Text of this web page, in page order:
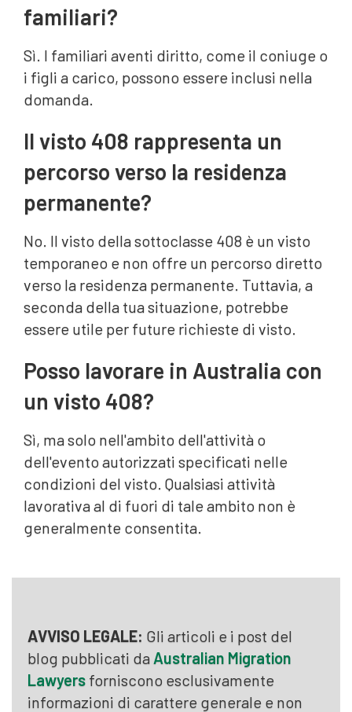
familiari?
Sì. I familiari aventi diritto, come il coniuge o
i figli a carico, possono essere inclusi nella
domanda.
Il visto 408 rappresenta un
percorso verso la residenza
permanente?
No. Il visto della sottoclasse 408 è un visto
temporaneo e non offre un percorso diretto
verso la residenza permanente. Tuttavia, a
seconda della tua situazione, potrebbe
essere utile per future richieste di visto.
Posso lavorare in Australia con
un visto 408?
Sì, ma solo nell'ambito dell'attività o
dell'evento autorizzati specificati nelle
condizioni del visto. Qualsiasi attività
lavorativa al di fuori di tale ambito non è
generalmente consentita.
AVVISO LEGALE: Gli articoli e i post del
blog pubblicati da Australian Migration
Lawyers forniscono esclusivamente
informazioni di carattere generale e non